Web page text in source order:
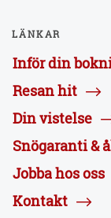
LÄNKAR
Inför din
Resan hit
Din vistelse
Snögaranti &
Jobba hos oss
Kontakt